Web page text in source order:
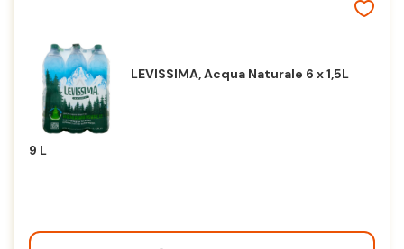
LEVISSIMA, Acqua Naturale 6 x 1,5L
9 L